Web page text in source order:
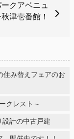
クアベニュ
津壱番館！
み替えフェアのお
クレスト～
計の中古戸建